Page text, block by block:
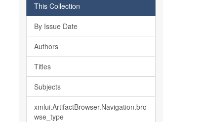
This Collection
By Issue Date
Authors
Titles
Subjects
xmlui.ArtifactBrowser.Navigation.bro
wse_type